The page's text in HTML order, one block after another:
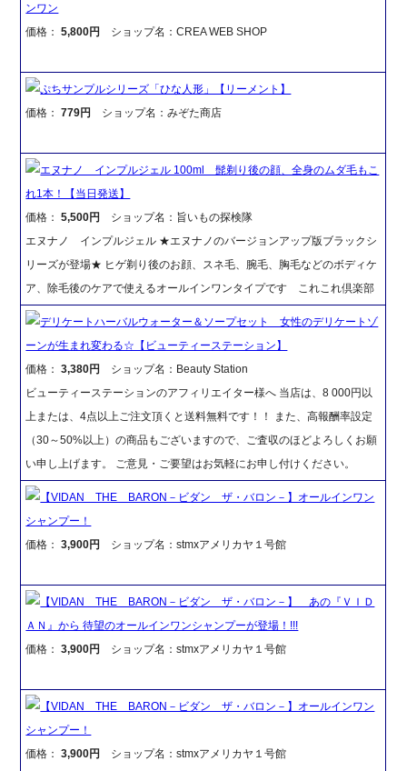
ンワン
価格：5,800円 ショップ名：CREA WEB SHOP
ぷちサンプルシリーズ「ひな人形」【リーメント】
価格：779円 ショップ名：みぞた商店
エヌナノ インプルジェル 100ml 髭剃り後の顔、全身のムダ毛もこ
れ1本！【当日発送】
価格：5,500円
ショップ名：旨いもの探検隊
エヌナノ インプルジェル ★エヌナノのバージョンアップ版ブラックシ
リーズが登場★ ヒゲ剃り後のお顔、スネ毛、腕毛、胸毛などのボディケ
ア、除毛後のケアで使えるオールインワンタイプです これこれ倶楽部
デリケートハーバルウォーター＆ソープセット 女性のデリケートゾ
ーンが生まれ変わる☆【ビューティーステーション】
価格：3,380円
ショップ名：Beauty Station
ビューティーステーションのアフィリエイター様へ 当店は、8 000円以
上または、4点以上ご注文頂くと送料無料です！！ また、高報酬率設定
（30～50%以上）の商品もございますので、ご査収のほどよろしくお願
い申し上げます。 ご意見・ご要望はお気軽にお申し付けください。
【VIDAN THE BARON－ビダン ザ・バロン－】オールインワン
シャンプー！
価格：3,900円 ショップ名：stmxアメリカヤ１号館
【VIDAN THE BARON－ビダン ザ・バロン－】 あの『ＶＩＤ
ＡＮ』から 待望のオールインワンシャンプーが登場！!!!
価格：3,900円 ショップ名：stmxアメリカヤ１号館
【VIDAN THE BARON－ビダン ザ・バロン－】オールインワン
シャンプー！
価格：3,900円 ショップ名：stmxアメリカヤ１号館